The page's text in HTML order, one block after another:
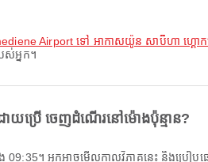
Airport ទៅ អាកាសយ៉ូន សាប៊ីហា ហ្គោ
ស់អ្នក។
ប្រើ ចេញដំណើរនៅម៉ោងប៉ុន្មាន?